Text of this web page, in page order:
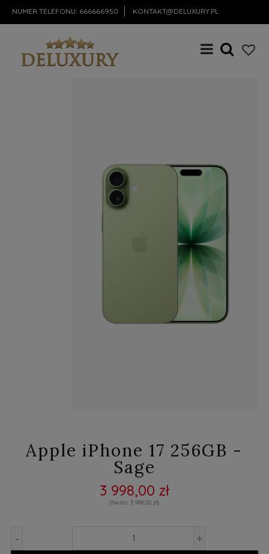
NUMER TELEFONU: 666666950 KONTAKT@DELUXURY.PL
Apple iPhone 17 256GB -
Sage
3 998,00 zł
3 998,00 zł
- +